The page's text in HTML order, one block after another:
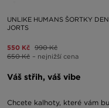
UNLIKE HUMANS ŠORTKY
JORTS
550 Kč 990 Kč
650 Kč – nejnižší cena
Váš střih, váš vibe
Chcete kalhoty, které vám